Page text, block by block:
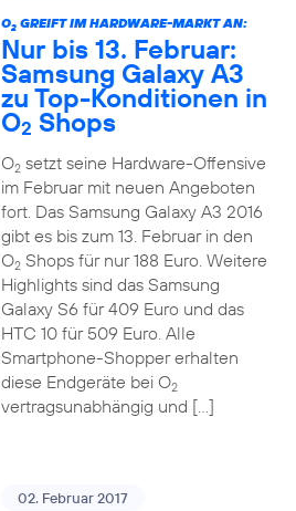
O2GREIFT IM HARDWARE-MARKT AN:
Nur bis 13. Februar:
Samsung Galaxy A3
zu Top-Konditionen in
O2 Shops
O2setzt seine Hardware-Offensive
im Februar mit neuen Angeboten
fort. Das Samsung Galaxy A3 2016
gibt es bis zum 13. Februar in den
O2Shops für nur 188 Euro. Weitere
Highlights sind das Samsung
Galaxy S6 für 409 Euro und das
HTC 10 für 509 Euro. Alle
Smartphone-Shopper erhalten
diese Endgeräte bei O2
vertragsunabhängig und […]
02. Februar 2017